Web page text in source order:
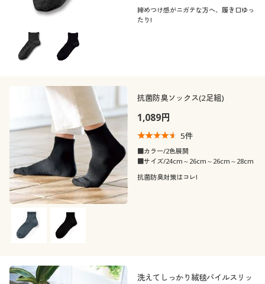
締めつけ感がニガテな方へ、履き口ゆっ
たり!
抗菌防臭ソックス(2足組)
1,089円
5件
■カラー/2色展開
■サイズ/24cm～26cm～26cm～28cm
抗菌防臭対策はコレ!
洗えてしっかり絨毯パイルスリッ